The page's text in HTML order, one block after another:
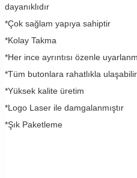
dayanıklıdır
*Çok sağlam yapıya sahiptir
*Kolay Takma
*Her ince ayrıntısı özenle
*Tüm butonlara rahatlıkla
*Yüksek kalite üretim
*Logo Laser ile damgalanmıştır
*Şık Paketleme